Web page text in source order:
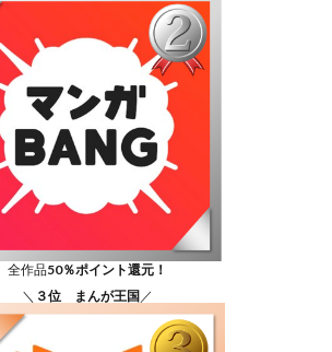
全作品50％ポイント還元！
＼ ３位 まんが王国 ／